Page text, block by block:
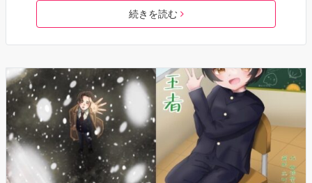
続きを読む